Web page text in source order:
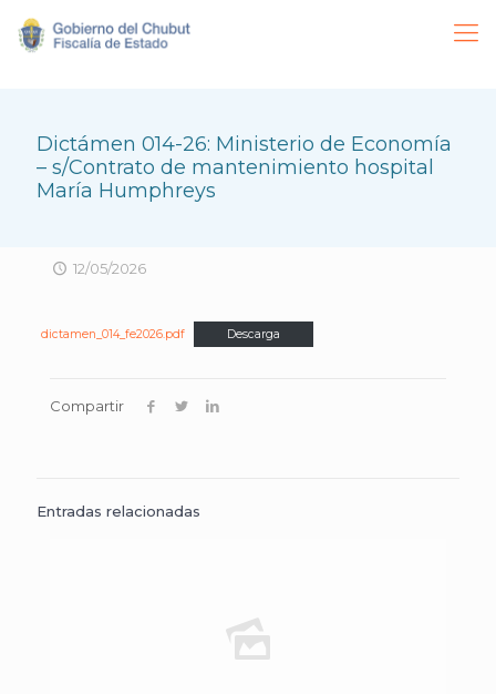
Dictámen 014-26: Ministerio de Economía
– s/Contrato de mantenimiento hospital
María Humphreys
12/05/2026
dictamen_014_fe2026.pdf Descarga
Compartir
Entradas relacionadas